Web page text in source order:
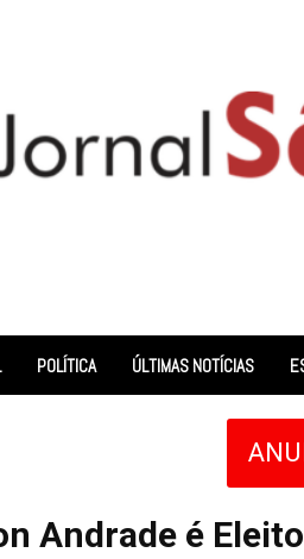
POLÍTICA ÚLTIMAS NOTÍCIAS
Andrade é